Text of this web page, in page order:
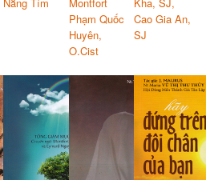
Phạm Quốc
Huyên,
O.Cist
Cao Gia An,
SJ